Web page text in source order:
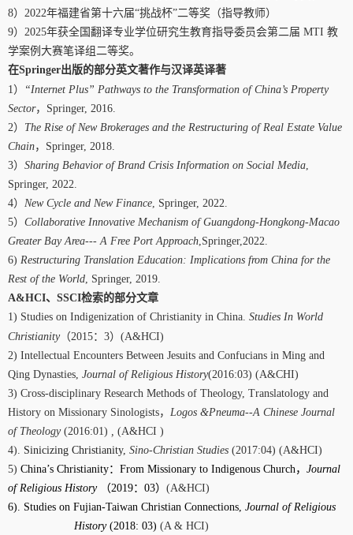
8） 2022年福建省第十六届“挑战杯”二等奖（指导教师）
9） 2025年获全国翻译专业学位研究生教育指导委员会第二届 MTI 教
学案例大赛笔译组二等奖。
在Springer出版的部分英文著作与汉译英译著
1） “Internet Plus” Pathways to the Transformation of China’s Property
Sector， Springer, 2016.
2） The Rise of New Brokerages and the Restructuring of Real Estate Value
Chain， Springer, 2018.
3） Sharing Behavior of Brand Crisis Information on Social Media,
Springer, 2022.
4） New Cycle and New Finance, Springer, 2022.
5） Collaborative Innovative Mechanism of Guangdong-Hongkong-Macao
Greater Bay Area--- A Free Port Approach,Springer,2022.
6) Restructuring Translation Education: Implications from China for the
Rest of the World, Springer, 2019.
A&HCI、 SSCI检索的部分文章
1) Studies on Indigenization of Christianity in China. Studies In World
Christianity（2015： 3） (A&HCI)
2) Intellectual Encounters Between Jesuits and Confucians in Ming and
Qing Dynasties, Journal of Religious History(2016:03) (A&CHI)
3) Cross-disciplinary Research Methods of Theology, Translatology and
History on Missionary Sinologists， Logos &Pneuma--A Chinese Journal
of Theology (2016:01) , (A&HCI )
4). Sinicizing Christianity, Sino-Christian Studies (2017:04) (A&HCI)
5) China’s Christianity： From Missionary to Indigenous Church， Journal
of Religious History
（2019： 03） (A&HCI)
6). Studies on Fujian-Taiwan Christian Connections, Journal of Religious
History(2018: 03)(A & HCI)